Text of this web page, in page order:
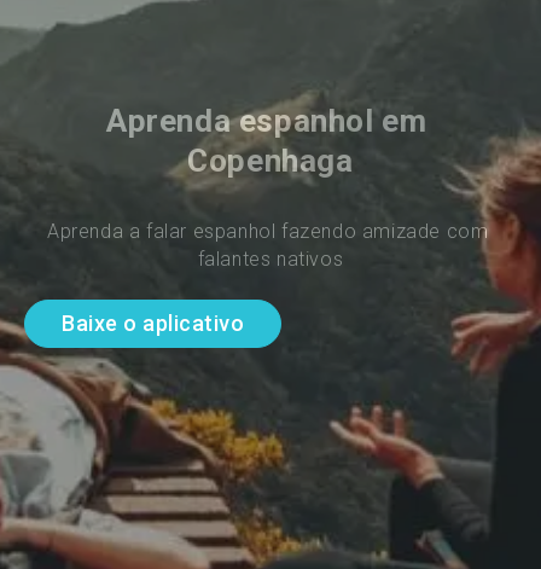
Aprenda espanhol em
Copenhaga
Aprenda a falar espanhol fazendo amizade com
falantes nativos
Baixe o aplicativo